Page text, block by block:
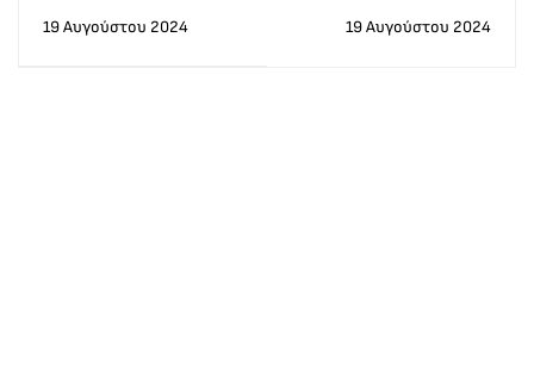
καλύτερες παροχές και
19 Αυγούστου 2024
για μέλη και συγγενέις
19 Αυγούστου 2024